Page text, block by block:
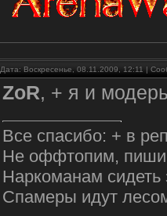
Дата: Воскресенье, 08.11.2009, 12:11 |
ZoR, + я и
Все спасибо: + в
Не оффтопим,
Наркоманам сидеть
Спамеры идут